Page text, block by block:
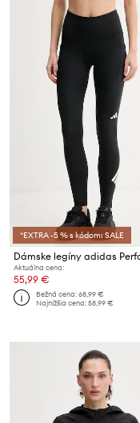
*EXTRA -5 % s kódom: SALE
Aktuálna cena:
55,99 €
Bežná cena:68,99 €
Najnižšia cena:58,99 €